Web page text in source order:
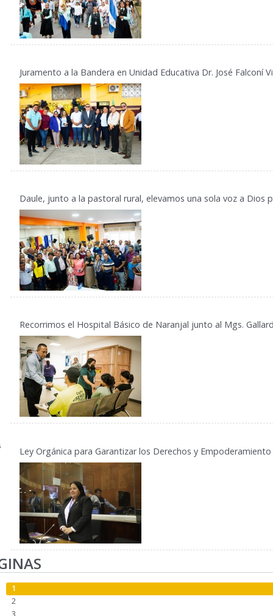
Juramento a la Bandera en Unidad Educativa Dr. José Falconí
Daule, junto a la pastoral rural, elevamos una sola voz a Dios
Recorrimos el Hospital Básico de Naranjal junto al Mgs.
Ley Orgánica para Garantizar los Derechos y
1
2